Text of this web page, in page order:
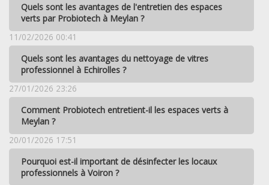
Quels sont les avantages de l'entretien des espaces
verts par Probiotech à Meylan ?
11/02/2026 00:41
Quels sont les avantages du nettoyage de vitres
professionnel à Echirolles ?
27/01/2026 23:26
Comment Probiotech entretient-il les espaces verts à
Meylan ?
20/01/2026 17:51
Pourquoi est-il important de désinfecter les locaux
professionnels à Voiron ?